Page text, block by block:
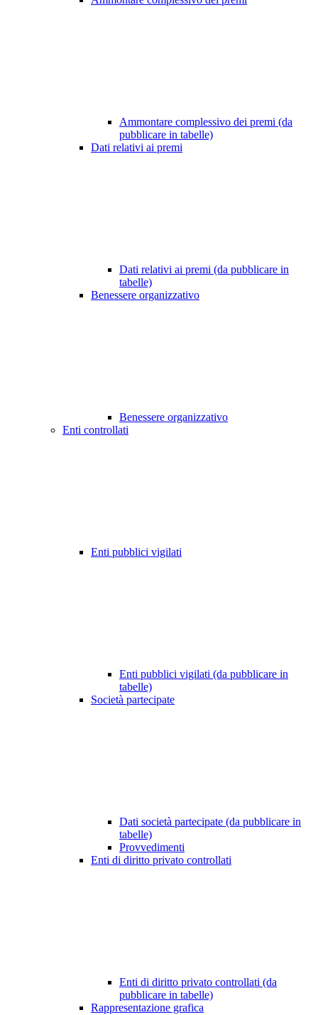
Ammontare complessivo dei premi (da
pubblicare in tabelle)
Dati relativi ai premi
Dati relativi ai premi (da pubblicare in
tabelle)
Benessere organizzativo
Benessere organizzativo
Enti controllati
Enti pubblici vigilati
Enti pubblici vigilati (da pubblicare in
tabelle)
Società partecipate
Dati società partecipate (da pubblicare in
tabelle)
Provvedimenti
Enti di diritto privato controllati
Enti di diritto privato controllati (da
pubblicare in tabelle)
Rappresentazione grafica